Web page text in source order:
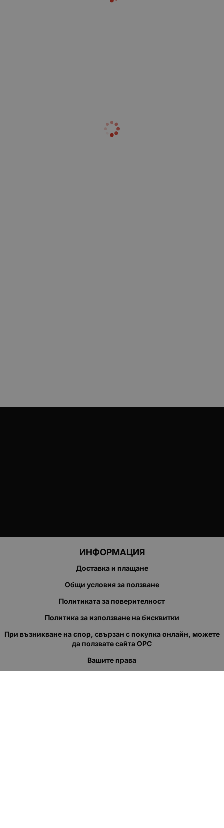
ИНФОРМАЦИЯ
Доставка и плащане
Общи условия за ползване
Политиката за поверителност
Политика за използване на бисквитки
При възникване на спор, свързан с покупка онлайн, можете
да ползвате сайта ОРС
Вашите права